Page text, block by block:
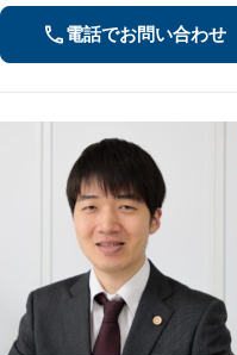
電話でお問い合わせ